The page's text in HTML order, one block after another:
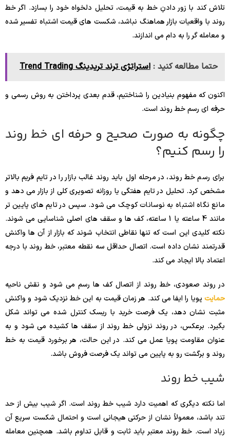
تلاش کند با زور دادنِ خط به قیمت، تحلیل دلخواه خود را بسازد. اگر خط
روند با واقعیات بازار هماهنگ نباشد، شکست های قیمت اشتباه تفسیر شده
و معامله گر را به دام می اندازند.
حتما مطالعه کنید : استراتژی ترند تریدینگ Trend Trading
اکنون که مفهوم بنیادین را شناختیم، قدم بعدی پرداختن به روش رسمی و
حرفه ای رسم خط روند است.
چگونه به صورت صحیح و حرفه ای خط روند
را رسم کنیم؟
برای رسم خط روند، در مرحله اول باید روند غالب بازار را در تایم فریم بالاتر
مشخص کرد. تحلیل در تایم هفتگی یا روزانه تصویری کلی از بازار می دهد و
مانع نگاه اشتباه به نوسانات کوچک می شود. سپس در تایم های پایین تر
مانند 4 ساعته یا 1 ساعته، کف ها و سقف های اصلی شناسایی می شوند.
نکته کلیدی این است که تنها نقاطی انتخاب شوند که بازار از آن ها واکنش
قدرتمند نشان داده است. اتصال حداقل سه نقطه معتبر، خط روند با درجه
اعتماد بالا ایجاد می کند.
در روند صعودی، خط روند از اتصال کف ها رسم می شود و نقش ناحیه
حمایت پویا را ایفا می کند. هر زمان قیمت به این خط نزدیک شود و واکنش
مثبت نشان دهد، یک فرصت خرید با ریسک کنترل شده می تواند شکل
بگیرد. برعکس، در روند نزولی خط روند از سقف ها کشیده می شود و به
عنوان مقاومت پویا عمل می کند. در این حالت، هر برخورد قیمت به خط
روند و برگشت رو به پایین می تواند یک فرصت فروش باشد.
شیب خط روند
اما نکته دیگری که اهمیت دارد شیب خط روند است. اگر شیب بیش از حد
تند باشد، معمولاً نشان از حرکتی هیجانی است و احتمال شکست سریع آن
زیاد است. خط روند معتبر باید ثابت و قابل تداوم باشد. همچنین معامله